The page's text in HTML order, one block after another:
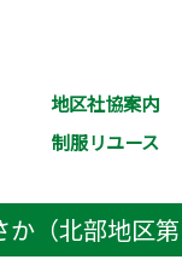
地区社協案内
制服リユース
（北部地区第